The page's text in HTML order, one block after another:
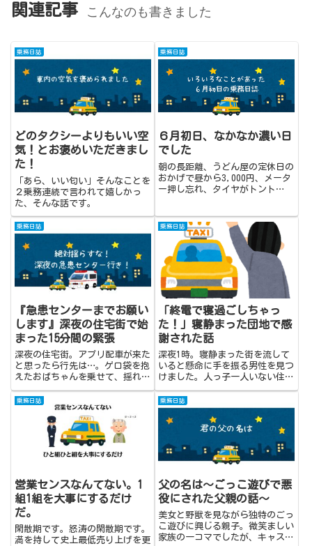
関連記事 こんなのも書きました
乗務日誌
どのタクシーよりもいい空
気！とお褒めいただきまし
た！
「あら、いい匂い」そんなことを
２乗務連続で言われて嬉しかっ
た、そんな話です。
乗務日誌
６月初日、なかなか濃い日
でした
朝の長距離、うどん屋の定休日の
おかげで昼から3,000円、メータ
ー押し忘れ、タイヤがトント
乗務日誌
『急患センターまでお願い
します』深夜の住宅街で始
まった15分間の緊張
深夜の住宅街。アプリ配車が来た
と思ったら行先は…。ゲロ袋を抱
えたおばちゃんを乗せて、揺れ厳
乗務日誌
「終電で寝過ごしちゃっ
た！」寝静まった団地で感
謝された話
深夜1時。寝静まった街を流して
いると懸命に手を振る男性を見つ
けました。人っ子一人いない住宅
乗務日誌
営業センスなんてない。1
組1組を大事にするだけ
だ。
閑散期です。怒涛の閑散期です。
満を持して史上最低売り上げを更
乗務日誌
父の名は～ごっこ遊びで悪
役にされた父親の話～
美女と野獣を見ながら独特のごっ
こ遊びに興じる親子。微笑ましい
家族の一コマでしたが、キャステ